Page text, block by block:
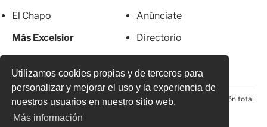
Utilizamos cookies propias y de terceros para
personalizar y mejorar el uso y la experiencia de
nuestros usuarios en nuestro sitio web.
Más información
El Chapo
Más Excelsior
Anúnciate
Directorio
© 2026 Todos los derechos reservados. Prohibida la reproducción total
o parcial, incluyendo cualquier medio electrónico*